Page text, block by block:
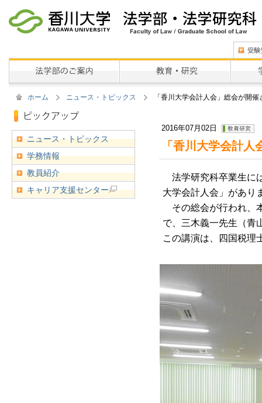
ホーム ニュース・トピックス 「香川大学会計人会」総会が開
2016年07月02日
「香川大学会計
法学研究科卒業生に
大学会計人会」があり
その総会が行われ、
で、三木義一先生（青
この講演は、四国税理
ニュース・トピックス
学務情報
教員紹介
キャリア支援センター